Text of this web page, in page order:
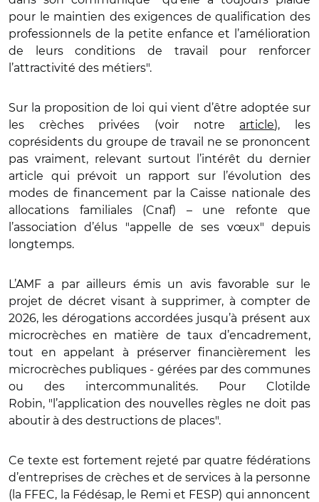
pour le maintien des exigences de qualification des
professionnels de la petite enfance et l’amélioration
de leurs conditions de travail pour renforcer
l’attractivité des métiers".
Sur la proposition de loi qui vient d’être adoptée sur
les crèches privées (voir notre article), les
coprésidents du groupe de travail ne se prononcent
pas vraiment, relevant surtout l’intérêt du dernier
article qui prévoit un rapport sur l’évolution des
modes de financement par la Caisse nationale des
allocations familiales (Cnaf) – une refonte que
l’association d’élus "appelle de ses vœux" depuis
longtemps.
L’AMF a par ailleurs émis un avis favorable sur le
projet de décret visant à supprimer, à compter de
2026, les dérogations accordées jusqu’à présent aux
microcrèches en matière de taux d’encadrement,
tout en appelant à préserver financièrement les
microcrèches publiques - gérées par des communes
ou des intercommunalités. Pour Clotilde
Robin, "l’application des nouvelles règles ne doit pas
aboutir à des destructions de places".
Ce texte est fortement rejeté par quatre fédérations
d’entreprises de crèches et de services à la personne
(la FFEC, la Fédésap, le Remi et FESP) qui annoncent